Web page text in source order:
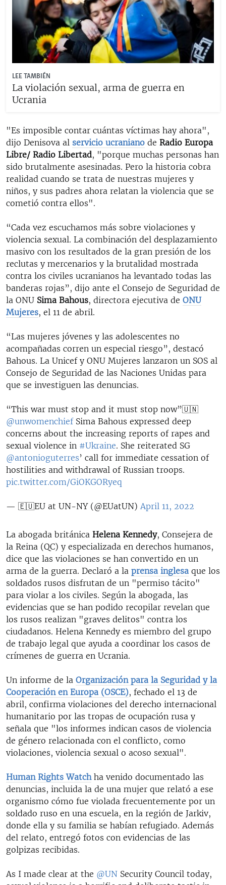
LEE TAMBIÉN
La violación sexual, arma de guerra en
Ucrania
"Es imposible contar cuántas víctimas hay ahora",
dijo Denisova al servicio ucraniano de Radio Europa
Libre/ Radio Libertad, "porque muchas personas han
sido brutalmente asesinadas. Pero la historia cobra
realidad cuando se trata de nuestras mujeres y
niños, y sus padres ahora relatan la violencia que se
cometió contra ellos".
“Cada vez escuchamos más sobre violaciones y
violencia sexual. La combinación del desplazamiento
masivo con los resultados de la gran presión de los
reclutas y mercenarios y la brutalidad mostrada
contra los civiles ucranianos ha levantado todas las
banderas rojas”, dijo ante el Consejo de Seguridad de
la ONU Sima Bahous, directora ejecutiva de ONU
Mujeres, el 11 de abril.
“Las mujeres jóvenes y las adolescentes no
acompañadas corren un especial riesgo”, destacó
Bahous. La Unicef y ONU Mujeres lanzaron un SOS al
Consejo de Seguridad de las Naciones Unidas para
que se investiguen las denuncias.
“This war must stop and it must stop now”🇺🇳
@unwomenchiefSima Bahous expressed deep
concerns about the increasing reports of rapes and
sexual violence in #Ukraine. She reiterated SG
@antonioguterres’ call for immediate cessation of
hostilities and withdrawal of Russian troops.
pic.twitter.com/GiOKGORyeq
— 🇪🇺EU at UN-NY (@EUatUN) April 11, 2022
La abogada británica Helena Kennedy, Consejera de
la Reina (QC) y especializada en derechos humanos,
dice que las violaciones se han convertido en un
arma de la guerra. Declaró a la prensa inglesa que los
soldados rusos disfrutan de un "permiso tácito"
para violar a los civiles. Según la abogada, las
evidencias que se han podido recopilar revelan que
los rusos realizan "graves delitos" contra los
ciudadanos. Helena Kennedy es miembro del grupo
de trabajo legal que ayuda a coordinar los casos de
crímenes de guerra en Ucrania.
Un informe de la Organización para la Seguridad y la
Cooperación en Europa (OSCE), fechado el 13 de
abril, confirma violaciones del derecho internacional
humanitario por las tropas de ocupación rusa y
señala que "los informes indican casos de violencia
de género relacionada con el conflicto, como
violaciones, violencia sexual o acoso sexual".
Human Rights Watchha venido documentado las
denuncias, incluida la de una mujer que relató a ese
organismo cómo fue violada frecuentemente por un
soldado ruso en una escuela, en la región de Jarkiv,
donde ella y su familia se habían refugiado. Además
del relato, entregó fotos con evidencias de las
golpizas recibidas.
As I made clear at the @UN Security Council today,